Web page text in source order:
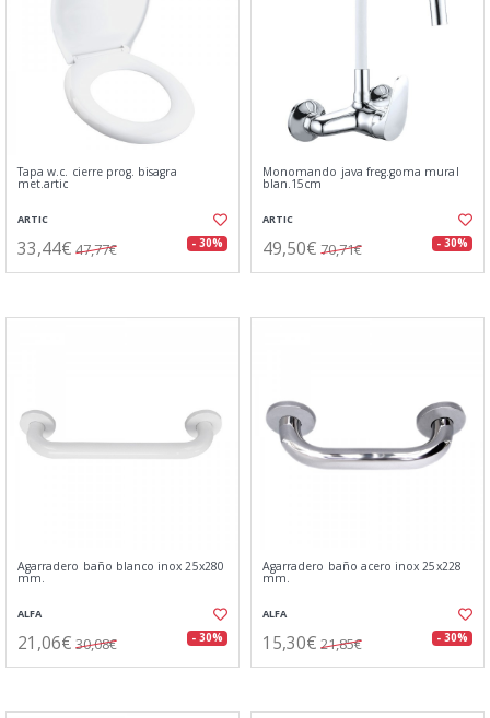
Tapa w.c. cierre prog. bisagra
met.artic
ARTIC
33,44€ 47,77€ - 30%
Monomando java freg.goma mural
blan.15cm
ARTIC
49,50€ 70,71€ - 30%
Agarradero baño blanco inox 25x280
mm.
ALFA
21,06€ 30,08€ - 30%
Agarradero baño acero inox 25x228
mm.
ALFA
15,30€ 21,85€ - 30%